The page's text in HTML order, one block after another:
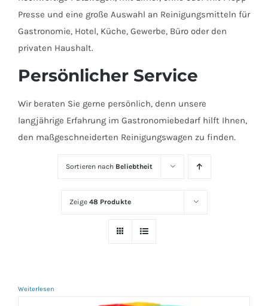
Presse und eine große Auswahl an Reinigungsmitteln für
Gastronomie, Hotel, Küche, Gewerbe, Büro oder den
privaten Haushalt.
Persönlicher Service
Wir beraten Sie gerne persönlich, denn unsere
langjährige Erfahrung im Gastronomiebedarf hilft Ihnen,
den maßgeschneiderten Reinigungswagen zu finden.
Sortieren nach Beliebtheit
Zeige 48 Produkte
Weiterlesen